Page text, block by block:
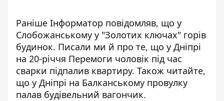
Раніше Інформатор повідомляв, що у
Слобожанському у "Золотих ключах" горів
будинок. Писали ми й про те, що у Дніпрі
на 20-річчя Перемоги чоловік під час
сварки підпалив квартиру. Також читайте,
що у Дніпрі на Балканському провулку
палав будівельний вагончик.